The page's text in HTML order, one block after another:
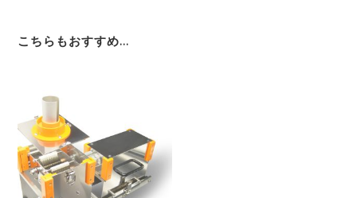
こちらもおすすめ…